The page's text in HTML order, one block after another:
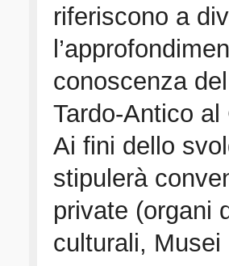
riferiscono a
conoscenza
Tardo-Antico
Ai fini dello
stipulerà
private (organi
culturali,